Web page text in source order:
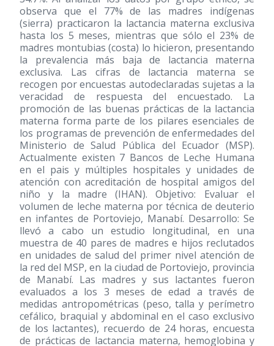
observa que el 77% de las madres indígenas
(sierra) practicaron la lactancia materna exclusiva
hasta los 5 meses, mientras que sólo el 23% de
madres montubias (costa) lo hicieron, presentando
la prevalencia más baja de lactancia materna
exclusiva. Las cifras de lactancia materna se
recogen por encuestas autodeclaradas sujetas a la
veracidad de respuesta del encuestado. La
promoción de las buenas prácticas de la lactancia
materna forma parte de los pilares esenciales de
los programas de prevención de enfermedades del
Ministerio de Salud Pública del Ecuador (MSP).
Actualmente existen 7 Bancos de Leche Humana
en el pais y múltiples hospitales y unidades de
atención con acreditación de hospital amigos del
niño y la madre (IHAN). Objetivo: Evaluar el
volumen de leche materna por técnica de deuterio
en infantes de Portoviejo, Manabí. Desarrollo: Se
llevó a cabo un estudio longitudinal, en una
muestra de 40 pares de madres e hijos reclutados
en unidades de salud del primer nivel atención de
la red del MSP, en la ciudad de Portoviejo, provincia
de Manabí. Las madres y sus lactantes fueron
evaluados a los 3 meses de edad a través de
medidas antropométricas (peso, talla y perímetro
cefálico, braquial y abdominal en el caso exclusivo
de los lactantes), recuerdo de 24 horas, encuesta
de prácticas de lactancia materna, hemoglobina y